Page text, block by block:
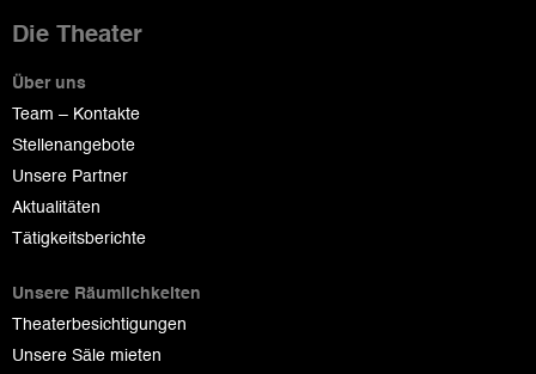
Die Theater
Über uns
Team – Kontakte
Stellenangebote
Unsere Partner
Aktualitäten
Tätigkeitsberichte
Unsere Räumlichkeiten
Theaterbesichtigungen
Unsere Säle mieten